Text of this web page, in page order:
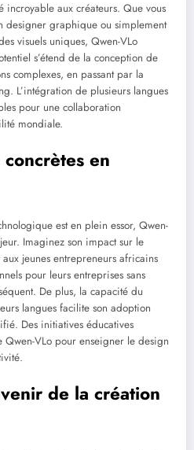
aux créateurs. Que vous
designer graphique ou simplement
visuels uniques, Qwen-VLo
s’étend de la conception de
complexes, en passant par la
L’intégration de plusieurs langues
pour une collaboration
mondiale.
en
est en plein essor, Qwen-
Imaginez son impact sur le
jeunes entrepreneurs africains
pour leurs entreprises sans
De plus, la capacité du
langues facilite son adoption
Des initiatives éducatives
VLo pour enseigner le design
de la création